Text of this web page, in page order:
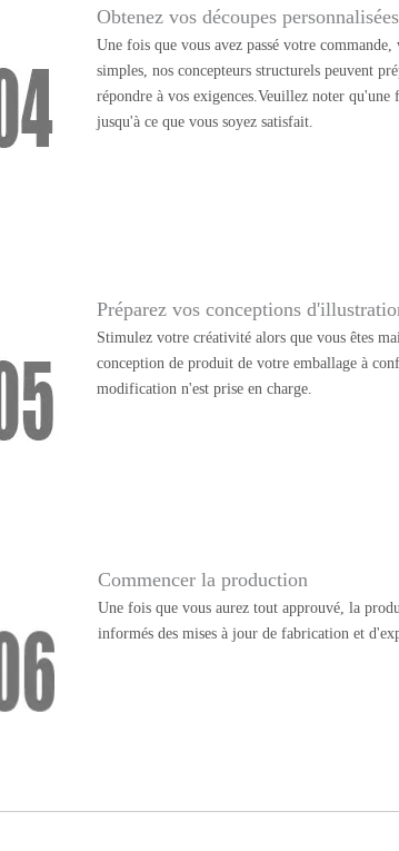
Obtenez vos découpes personnalisées
Une fois que vous avez passé votre
simples, nos concepteurs structurels peuvent
répondre à vos exigences.Veuillez noter
jusqu'à ce que vous soyez satisfait.
Préparez vos conceptions
Stimulez votre créativité alors que vous êtes
conception de produit de votre emballage à
modification n'est prise en charge.
Commencer la production
Une fois que vous aurez tout approuvé, la
informés des mises à jour de fabrication et